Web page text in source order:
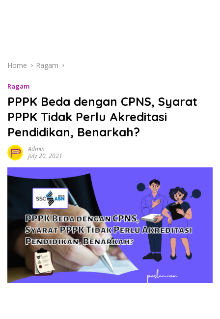
Home Ragam
Ragam
PPPK Beda dengan CPNS, Syarat
PPPK Tidak Perlu Akreditasi
Pendidikan, Benarkah?
Admin
July 20, 2021